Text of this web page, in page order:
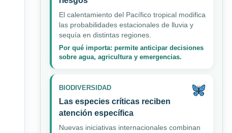
El calentamiento del Pacífico tropical modifica
las probabilidades estacionales de lluvia y
sequía en distintas regiones.
Por qué importa: permite anticipar decisiones
sobre agua, agricultura y emergencias.
BIODIVERSIDAD
Las especies críticas reciben
atención específica
Nuevas iniciativas internacionales combinan